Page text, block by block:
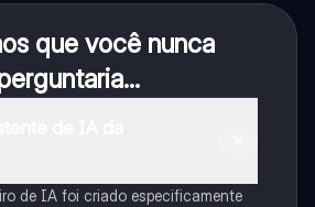
que você nunca
de IA foi criado especificamente